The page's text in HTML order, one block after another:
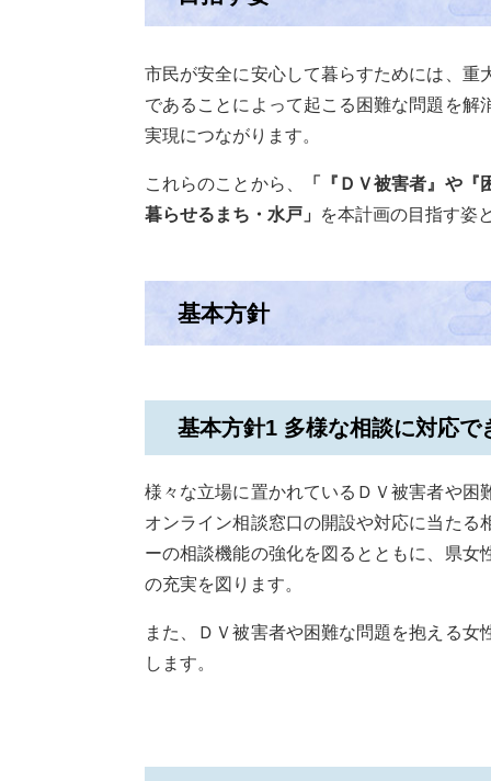
市民が安全に安心して暮らすためには、重
であることによって起こる困難な問題を
実現につながります。
これらのことから、
「『ＤＶ被害者』や
暮らせるまち・水戸」
を本計画の目指す姿
基本方針
基本方針1 多様な相談に対応で
様々な立場に置かれているＤＶ被害者や困
オンライン相談窓口の開設や対応に当た
ーの相談機能の強化を図るとともに、県
の充実を図ります。
また、ＤＶ被害者や困難な問題を抱える
します。